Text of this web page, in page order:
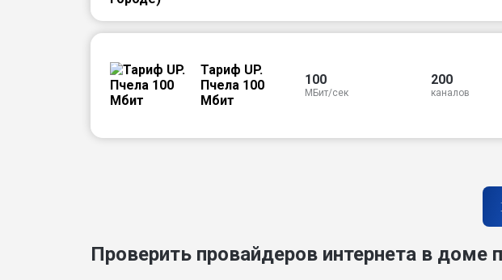
Тариф UP.
Пчела 100
Мбит
100
МБит/сек
200
каналов
Проверить провайдеров интернета в доме